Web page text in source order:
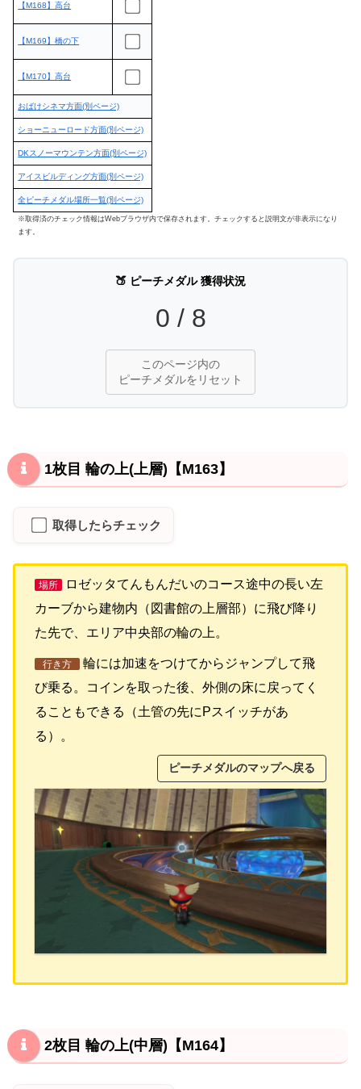
【M168】高台
【M169】橋の下
【M170】高台
おばけシネマ方面(別ページ)
ショーニューロード方面(別ページ)
DKスノーマウンテン方面(別ページ)
アイスビルディング方面(別ページ)
全ピーチメダル場所一覧(別ページ)
※取得済のチェック情報はWebブラウザ内で保存されます。チェックすると説明文が非表示になり
ます。
🍑 ピーチメダル 獲得状況
0 / 8
このページ内の
ピーチメダルをリセット
1枚目 輪の上(上層)【M163】
取得したらチェック
場所
ロゼッタてんもんだいのコース途中の長い左
カーブから建物内（図書館の上層部）に飛び降り
た先で、エリア中央部の輪の上。
行き方
輪には加速をつけてからジャンプして飛
び乗る。コインを取った後、外側の床に戻ってく
ることもできる（土管の先にPスイッチがあ
る）。
ピーチメダルのマップへ戻る
2枚目 輪の上(中層)【M164】